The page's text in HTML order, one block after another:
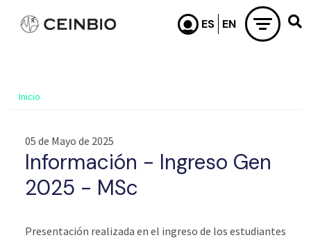
Pasar al contenido principal
Inicio
05 de Mayo de 2025
Información - Ingreso Gen
2025 - MSc
Presentación realizada en el ingreso de los estudiantes